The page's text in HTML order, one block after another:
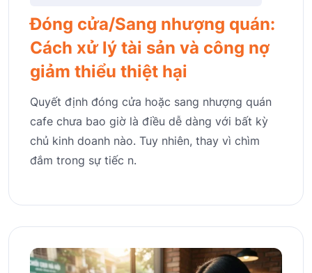
Đóng cửa/Sang nhượng quán:
Cách xử lý tài sản và công nợ
giảm thiểu thiệt hại
Quyết định đóng cửa hoặc sang nhượng quán
cafe chưa bao giờ là điều dễ dàng với bất kỳ
chủ kinh doanh nào. Tuy nhiên, thay vì chìm
đắm trong sự tiếc n.